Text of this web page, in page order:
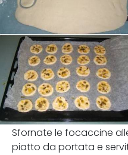
Sfornate le focaccine
piatto da portata e